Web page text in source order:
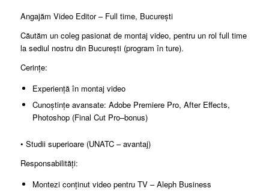
Angajăm Video Editor – Full time, București
Căutăm un coleg pasionat de montaj video, pentru un rol full time
la sediul nostru din București (program în ture).
Cerințe:
Experiență în montaj video
Cunoștințe avansate: Adobe Premiere Pro, After Effects,
Photoshop (Final Cut Pro–bonus)
• Studii superioare (UNATC – avantaj)
Responsabilități:
Montezi conținut video pentru TV – Aleph Business